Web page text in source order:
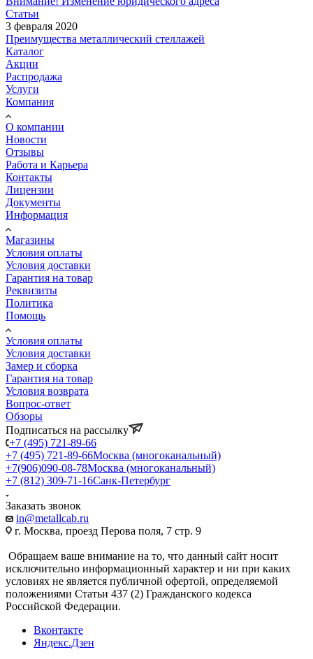
Статьи
3 февраля 2020
Преимущества металлический стеллажей
Каталог
Акции
Распродажа
Услуги
Компания
О компании
Новости
Отзывы
Работа и Карьера
Контакты
Лицензии
Документы
Информация
Магазины
Условия оплаты
Условия доставки
Гарантия на товар
Реквизиты
Политика
Помощь
Условия оплаты
Условия доставки
Замер и сборка
Гарантия на товар
Условия возврата
Вопрос-ответ
Обзоры
Подписаться на рассылку
+7 (495) 721-89-66
+7 (495) 721-89-66Москва (многоканальный)
+7(906)090-08-78Москва (многоканальный)
+7 (812) 309-71-16Санк-Петербург
Заказать звонок
in@metallcab.ru
г. Москва, проезд Перова поля, 7 стр. 9
Обращаем ваше внимание на то, что данный сайт носит
исключительно информационный характер и ни при каких
условиях не является публичной офертой, определяемой
положениями Статьи 437 (2) Гражданского кодекса
Российской Федерации.
Вконтакте
Яндекс.Дзен